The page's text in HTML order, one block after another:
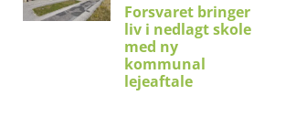
Forsvaret bringer
liv i nedlagt skole
med ny
kommunal
lejeaftale